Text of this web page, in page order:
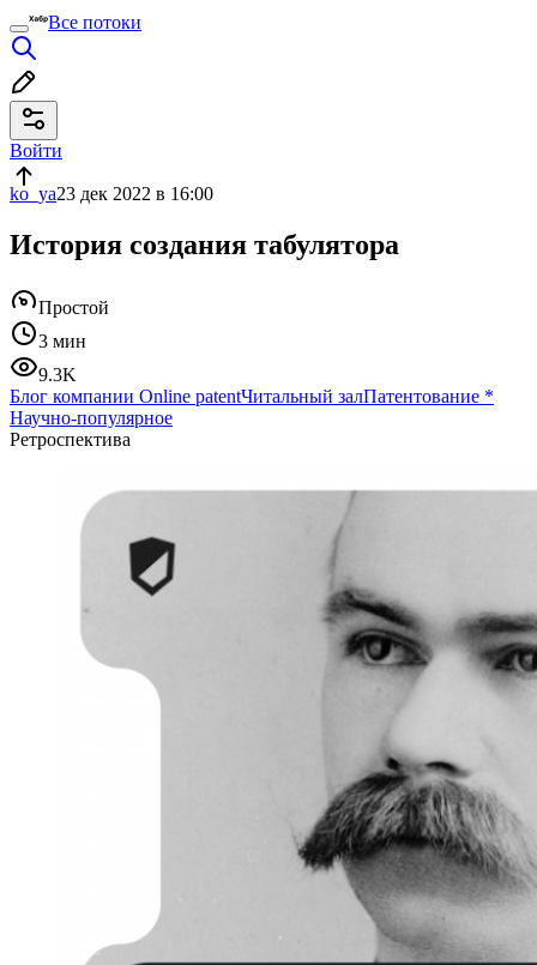
Все потоки
Войти
ko_ya23 дек 2022 в 16:00
История создания табулятора
Простой
3 мин
9.3K
Блог компании Online patentЧитальный залПатентование *
Научно-популярное
Ретроспектива